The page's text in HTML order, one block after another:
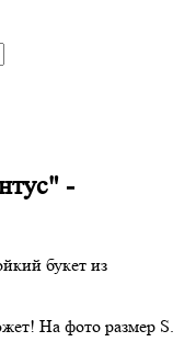
-
букет из
На фото размер S.